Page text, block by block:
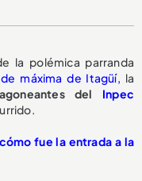
la polémica parranda
máxima de Itagüí, la
del Inpec
fue la entrada a la